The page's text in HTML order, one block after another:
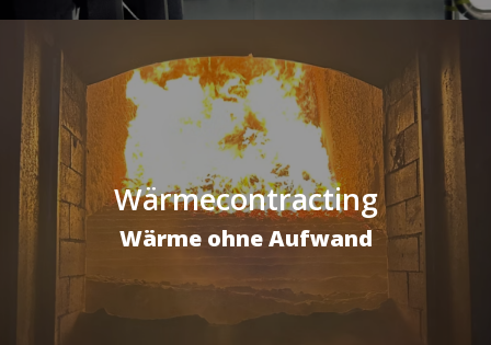
Wärmecontracting
Wärme ohne Aufwand